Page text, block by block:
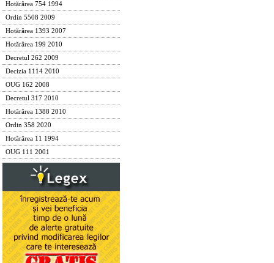
Hotărârea 754 1994
Ordin 5508 2009
Hotărârea 1393 2007
Hotărârea 199 2010
Decretul 262 2009
Decizia 1114 2010
OUG 162 2008
Decretul 317 2010
Hotărârea 1388 2010
Ordin 358 2020
Hotărârea 11 1994
OUG 111 2001